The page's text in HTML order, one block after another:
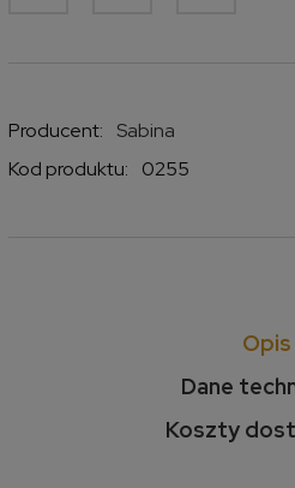
Producent:
Sabina
Kod produktu:
0255
Opis
Dane
Koszty
Cena nie zawiera ewentualnych